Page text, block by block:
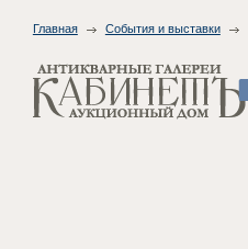
Главная События и выставки